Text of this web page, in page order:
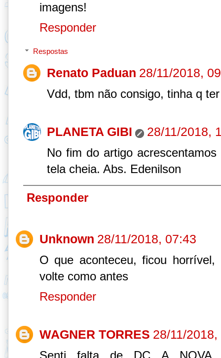
imagens!
Responder
Respostas
Renato Paduan 28/11/2018,
Vdd, tbm não consigo, tinha q
PLANETA GIBI 28/11/2018,
No fim do artigo
tela cheia. Abs. Edenilson
Responder
Unknown 28/11/2018, 07:43
O que aconteceu, ficou
volte como antes
Responder
WAGNER TORRES 28/11/
Senti falta de DC A NOVA